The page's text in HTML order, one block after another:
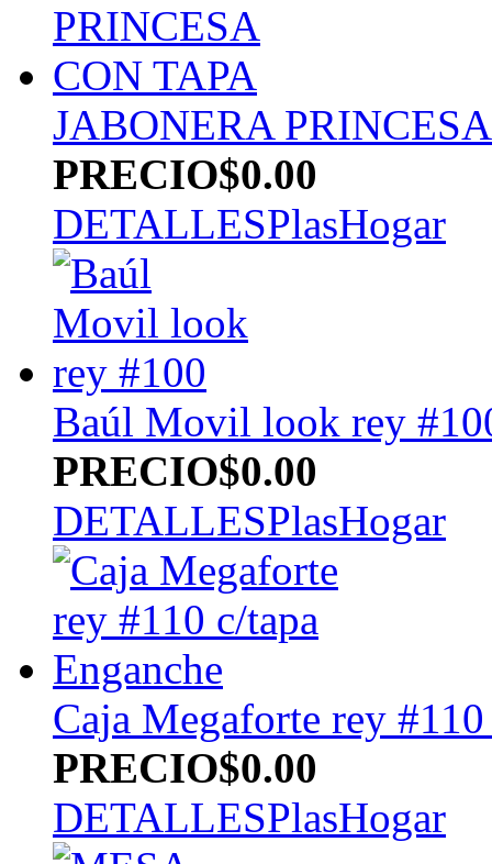
JABONERA
PRECIO$0.00
DETALLESPlasHogar
Baúl Movil look rey
PRECIO$0.00
DETALLESPlasHogar
Caja Megaforte rey
PRECIO$0.00
DETALLESPlasHogar